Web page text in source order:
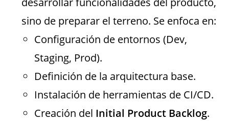
sino de preparar el terreno. Se enfoca en:
Configuración de entornos (Dev,
Staging, Prod).
Definición de la arquitectura base.
Instalación de herramientas de CI/CD.
Creación del Initial Product Backlog.